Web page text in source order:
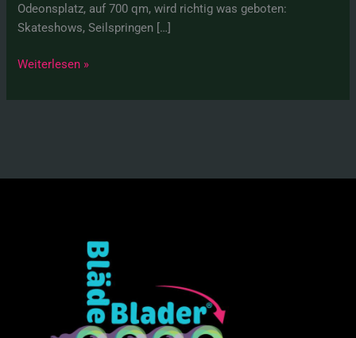
Odeonsplatz, auf 700 qm, wird richtig was geboten:
Skateshows, Seilspringen […]
Weiterlesen »